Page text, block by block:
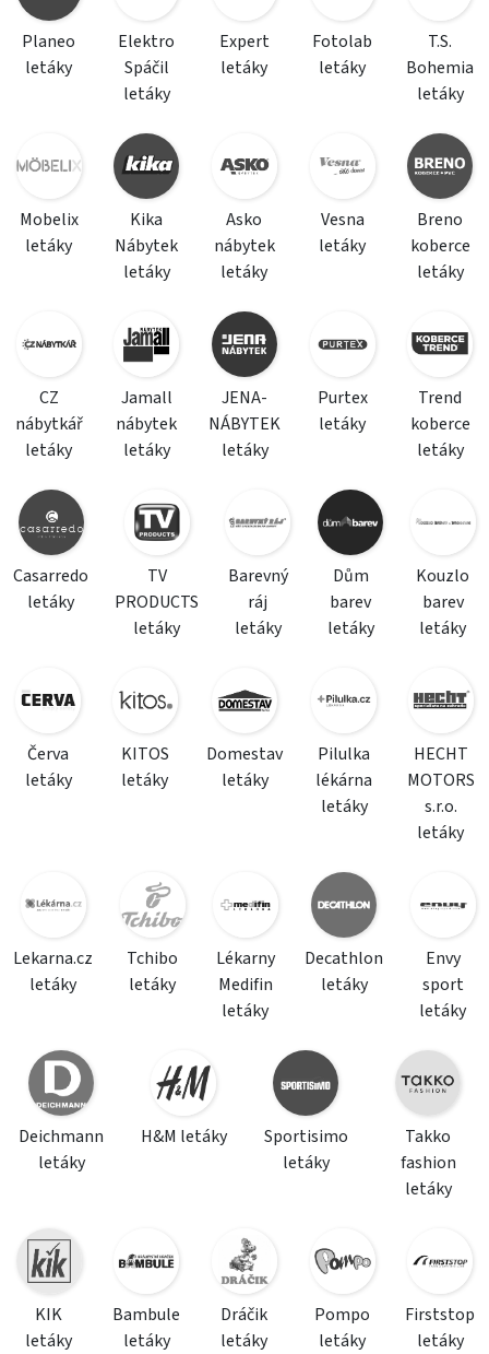
Planeo
letáky
Elektro
Spáčil
letáky
Expert
letáky
Fotolab
letáky
T.S.
Bohemia
letáky
Mobelix
letáky
Kika
Nábytek
letáky
Asko
nábytek
letáky
Vesna
letáky
Breno
koberce
letáky
CZ
nábytkář
letáky
Jamall
nábytek
letáky
JENA-
NÁBYTEK
letáky
Purtex
letáky
Trend
koberce
letáky
Casarredo
letáky
TV
PRODUCTS
letáky
Barevný
ráj
letáky
Dům
barev
letáky
Kouzlo
barev
letáky
Červa
letáky
KITOS
letáky
Domestav
letáky
Pilulka
lékárna
letáky
HECHT
MOTORS
s.r.o.
letáky
Lekarna.cz
letáky
Tchibo
letáky
Lékarny
Medifin
letáky
Decathlon
letáky
Envy
sport
letáky
Deichmann
letáky
H&M letáky
Sportisimo
letáky
Takko
fashion
letáky
KIK
letáky
Bambule
letáky
Dráčik
letáky
Pompo
letáky
Firststop
letáky